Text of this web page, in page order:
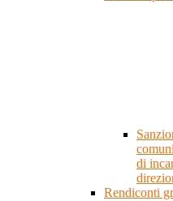
di
Rendiconti